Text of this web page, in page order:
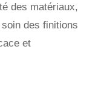
des matériaux,
des finitions
et